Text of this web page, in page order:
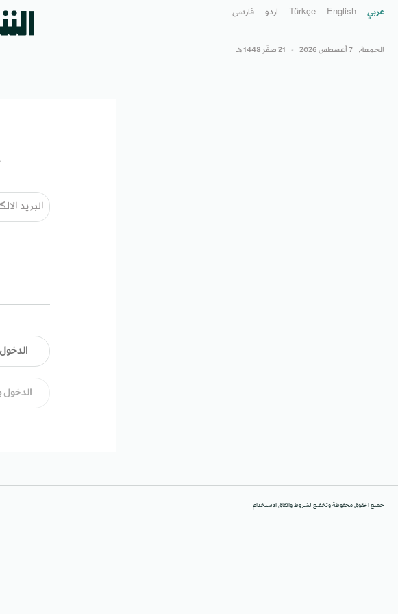
عربي English
Türkçe اردو فارسى
الجمعة, 7 أغسطس 2026 - 21 صفَر 1448 هـ
جميع الحقوق محفوظة وتخضع لشروط واتفاق الاستخدام